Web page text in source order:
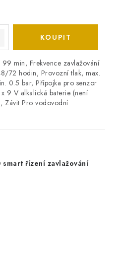
99 min, Frekvence zavlažování
hodin, Provozní tlak, max.
0.5 bar, Přípojka pro senzor
9 V alkalická baterie (není
Závit Pro vodovodní
řízení zavlažování